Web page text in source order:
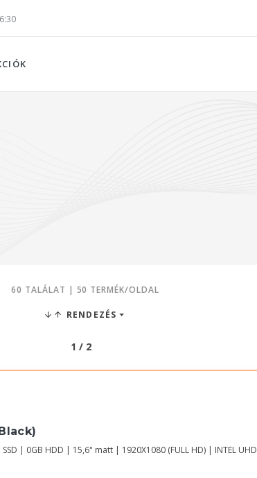
60 TALÁLAT | 50 TERMÉK/OLDAL
RENDEZÉS
1 / 2
| 0GB HDD | 15,6" matt | 1920X1080 (FULL HD) | INTEL UHD